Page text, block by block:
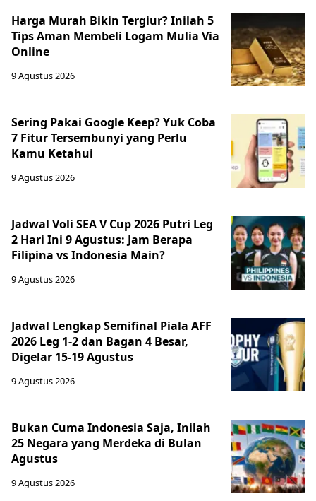
Harga Murah Bikin Tergiur? Inilah 5
Tips Aman Membeli Logam Mulia Via
Online
9 Agustus 2026
Sering Pakai Google Keep? Yuk Coba
7 Fitur Tersembunyi yang Perlu
Kamu Ketahui
9 Agustus 2026
Jadwal Voli SEA V Cup 2026 Putri Leg
2 Hari Ini 9 Agustus: Jam Berapa
Filipina vs Indonesia Main?
9 Agustus 2026
Jadwal Lengkap Semifinal Piala AFF
2026 Leg 1-2 dan Bagan 4 Besar,
Digelar 15-19 Agustus
9 Agustus 2026
Bukan Cuma Indonesia Saja, Inilah
25 Negara yang Merdeka di Bulan
Agustus
9 Agustus 2026